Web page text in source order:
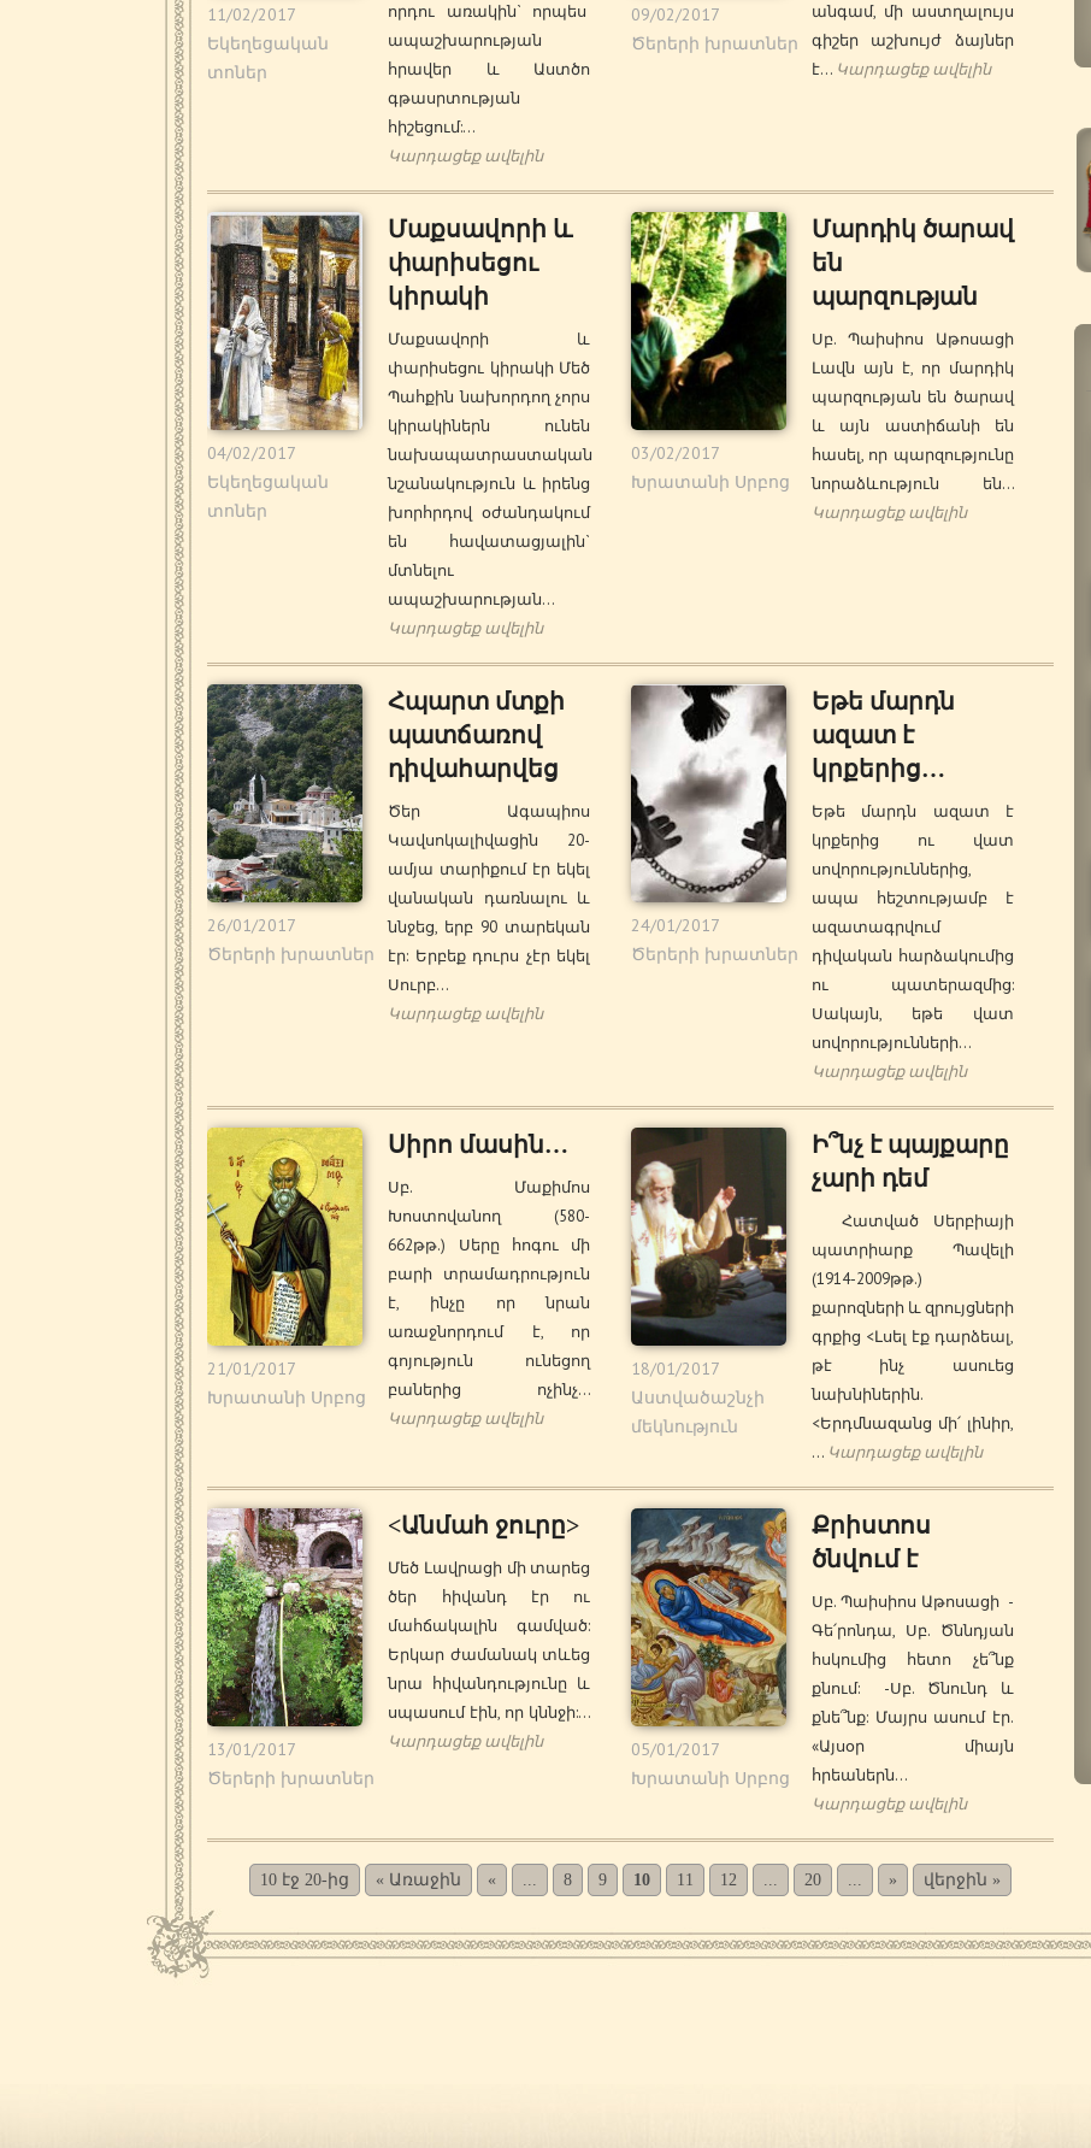
11/02/2017
Եկեղեցական
տոներ
որդու առակին` որպես
ապաշխարության
հրավեր և Աստծո
գթասրտության
հիշեցում:…
Կարդացեք ավելին
09/02/2017
Ծերերի խրատներ
անգամ, մի աստղալույս
գիշեր աշխույժ ձայներ
է… Կարդացեք ավելին
04/02/2017
Եկեղեցական
տոներ
Մաքսավորի և
փարիսեցու
կիրակի
Մաքսավորի և
փարիսեցու կիրակի Մեծ
Պահքին նախորդող չորս
կիրակիներն ունեն
նախապատրաստական
նշանակություն և իրենց
խորհրդով օժանդակում
են հավատացյալին`
մտնելու
ապաշխարության…
Կարդացեք ավելին
03/02/2017
Խրատանի Սրբոց
Մարդիկ ծարավ
են
պարզության
Սբ. Պաիսիոս Աթոսացի
Լավն այն է, որ մարդիկ
պարզության են ծարավ
և այն աստիճանի են
հասել, որ պարզությունը
նորաձևություն են…
Կարդացեք ավելին
26/01/2017
Ծերերի խրատներ
Հպարտ մտքի
պատճառով
դիվահարվեց
Ծեր Ագապիոս
Կավսոկալիվացին 20-
ամյա տարիքում էր եկել
վանական դառնալու և
ննջեց, երբ 90 տարեկան
էր: Երբեք դուրս չէր եկել
Սուրբ…
Կարդացեք ավելին
24/01/2017
Ծերերի խրատներ
Եթե մարդն
ազատ է
կրքերից…
Եթե մարդն ազատ է
կրքերից ու վատ
սովորություններից,
ապա հեշտությամբ է
ազատագրվում
դիվական հարձակումից
ու պատերազմից:
Սակայն, եթե վատ
սովորությունների…
Կարդացեք ավելին
21/01/2017
Խրատանի Սրբոց
Սիրո մասին…
Սբ. Մաքիմոս
Խոստովանող (580-
662թթ.) Սերը հոգու մի
բարի տրամադրություն
է, ինչը որ նրան
առաջնորդում է, որ
գոյություն ունեցող
բաներից ոչինչ…
Կարդացեք ավելին
18/01/2017
Աստվածաշնչի
մեկնություն
Ի՞նչ է պայքարը
չարի դեմ
Հատված Սերբիայի
պատրիարք Պավելի
(1914-2009թթ.)
քարոզների և զրույցների
գրքից <Լսել էք դարձեալ,
թէ ինչ ասուեց
նախնիներին.
<Երդմնազանց մի՛ լինիր,
… Կարդացեք ավելին
13/01/2017
Ծերերի խրատներ
<Անմահ ջուրը>
Մեծ Լավրացի մի տարեց
ծեր հիվանդ էր ու
մահճակալին գամված:
Երկար ժամանակ տևեց
նրա հիվանդությունը և
սպասում էին, որ կննջի:…
Կարդացեք ավելին
05/01/2017
Խրատանի Սրբոց
Քրիստոս
ծնվում է
Սբ. Պաիսիոս Աթոսացի -
Գե՛րոնդա, Սբ. Ծննդյան
հսկումից հետո չե՞նք
քնում: -Սբ. Ծնունդ և
քնե՞նք: Մայրս ասում էր.
«Այսօր միայն
հրեաներն…
Կարդացեք ավելին
10 էջ 20-ից « Առաջին « ... 8 9 10 11 12 ... 20 ... » վերջին »